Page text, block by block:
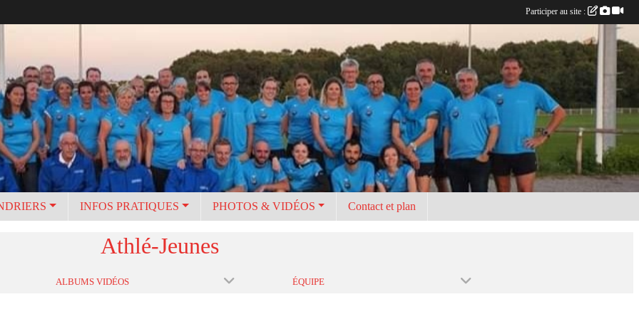
INFOS PRATIQUES PHOTOS & VIDÉOS Contact et plan
Athlé-Jeunes
ALBUMS VIDÉOS ÉQUIPE
Participer au site :